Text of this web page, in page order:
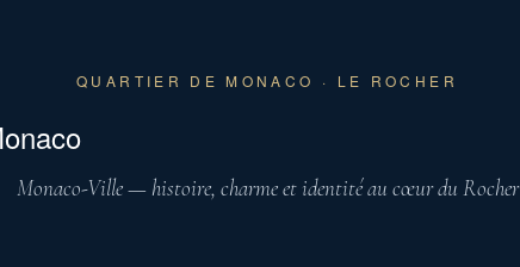
QUARTIER DE MONACO · LE ROCHER
Monaco-Ville — histoire, charme et identité au cœur du Rocher